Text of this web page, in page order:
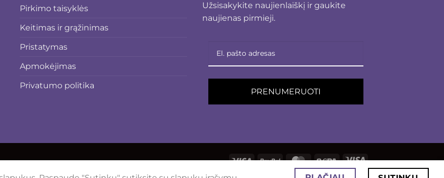
Pirkimo taisyklės
Keitimas ir grąžinimas
Pristatymas
Apmokėjimas
Privatumo politika
Užsisakykite naujienlaiškį ir gaukite
naujienas pirmieji.
PRENUMERUOTI
Visa PayPal MasterCard
Sepa
Visa
Electron